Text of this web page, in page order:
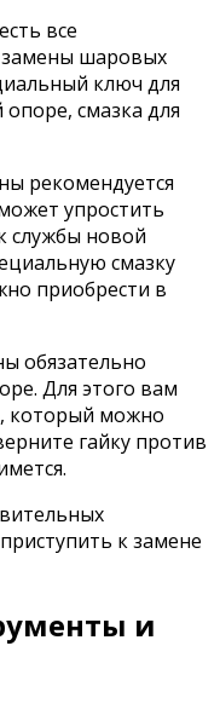
все
шаровых
ключ для
смазка для
рекомендуется
упростить
службы новой
смазку
приобрести в
обязательно
Для этого вам
который можно
гайку против
к замене
и